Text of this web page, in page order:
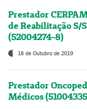
Prestador
de Reabilitação S/
(52004274-8)
18 de Outubro de 2019
Prestador
Médicos